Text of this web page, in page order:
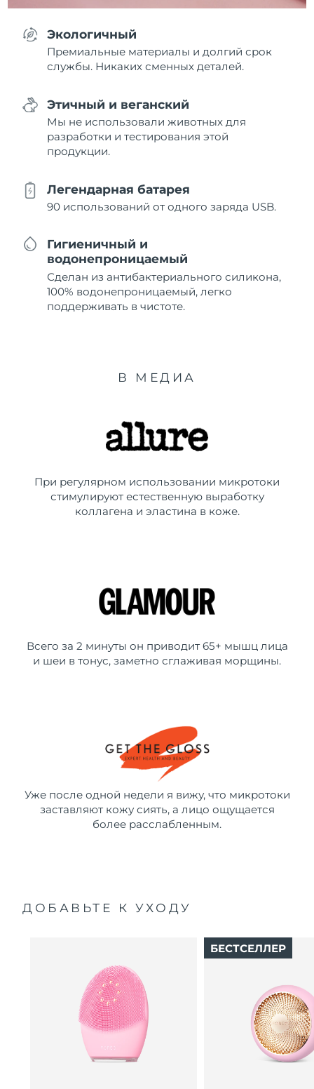
Экологичный
Премиальные материалы и долгий срок
службы. Никаких сменных деталей.
Этичный и веганский
Мы не использовали животных для
разработки и тестирования этой
продукции.
Легендарная батарея
90 использований от одного заряда USB.
Гигиеничный и
водонепроницаемый
Сделан из антибактериального силикона,
100% водонепроницаемый, легко
поддерживать в чистоте.
В МЕДИА
При регулярном использовании микротоки
стимулируют естественную выработку
коллагена и эластина в коже.
Всего за 2 минуты он приводит 65+ мышц лица
и шеи в тонус, заметно сглаживая морщины.
Уже после одной недели я вижу, что микротоки
заставляют кожу сиять, а лицо ощущается
более расслабленным.
ДОБАВЬТЕ К УХОДУ
БЕСТСЕЛЛЕР